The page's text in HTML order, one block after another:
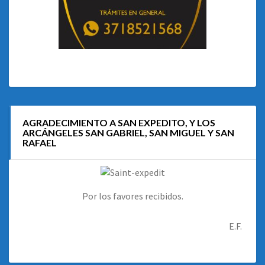
AGRADECIMIENTO A SAN EXPEDITO, Y LOS
ARCÁNGELES SAN GABRIEL, SAN MIGUEL Y SAN
RAFAEL
Por los favores recibidos.
E.F.